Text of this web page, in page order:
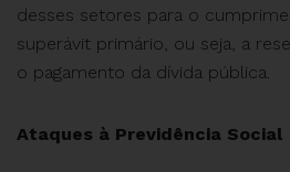
desses setores para o
superávit primário, ou seja, a
o pagamento da dívida pública.
Ataques à Previdência Social